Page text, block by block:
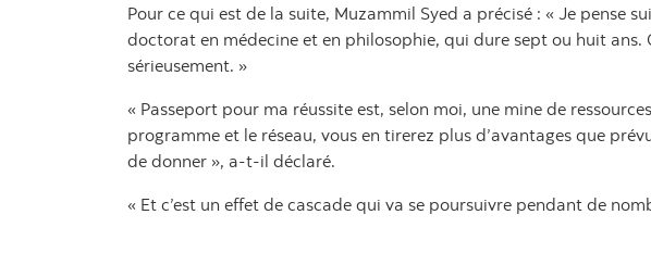
Pour ce qui est de la suite, Muzammil Syed a précisé : « Je pense
doctorat en médecine et en philosophie, qui dure sept ou huit ans.
sérieusement. »
« Passeport pour ma réussite est, selon moi, une mine de
programme et le réseau, vous en tirerez plus d’avantages que
de donner », a-t-il déclaré.
« Et c’est un effet de cascade qui va se poursuivre pendant de